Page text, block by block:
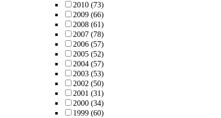
2010 (73)
2009 (66)
2008 (61)
2007 (78)
2006 (57)
2005 (52)
2004 (57)
2003 (53)
2002 (50)
2001 (31)
2000 (34)
1999 (60)